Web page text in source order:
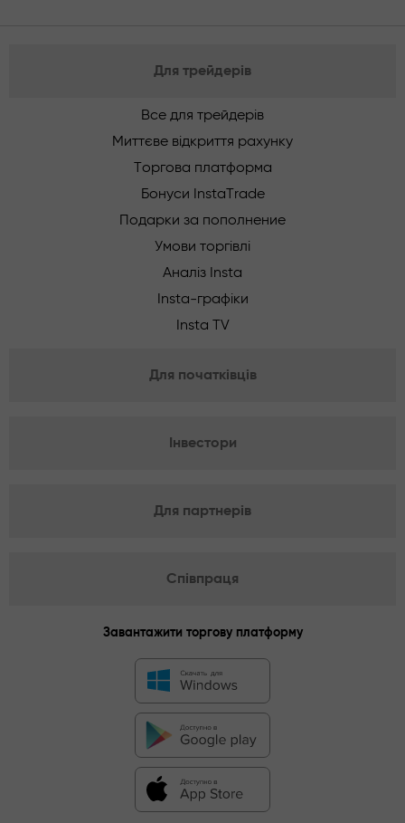
Для трейдерів
Все для трейдерів
Миттєве відкриття рахунку
Торгова платформа
Бонуси InstaTrade
Подарки за пополнение
Умови торгівлі
Аналіз Insta
Insta-графіки
Insta TV
Для початківців
Інвестори
Для партнерів
Співпраця
Завантажити торгову платформу